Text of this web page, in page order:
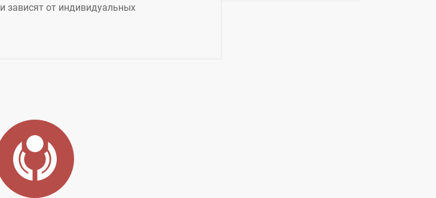
зависят от индивидуальных